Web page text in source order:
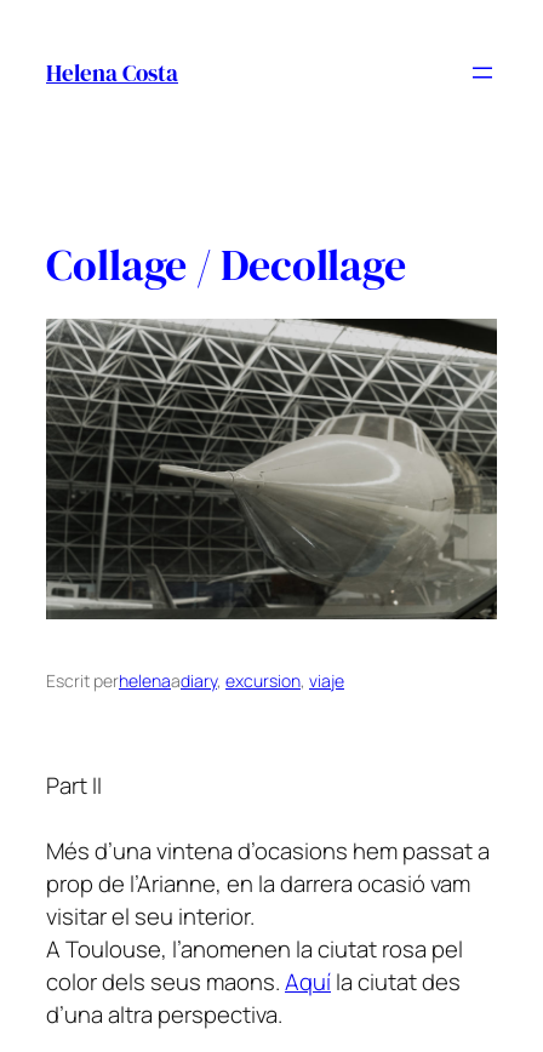
contingut
Helena Costa
Collage / Decollage
Escrit perhelenaadiary, excursion, viaje
Part II
Més d’una vintena d’ocasions hem passat a
prop de l’Arianne, en la darrera ocasió vam
visitar el seu interior.
A Toulouse, l’anomenen la ciutat rosa pel
color dels seus maons.Aquíla ciutat des
d’una altra perspectiva.